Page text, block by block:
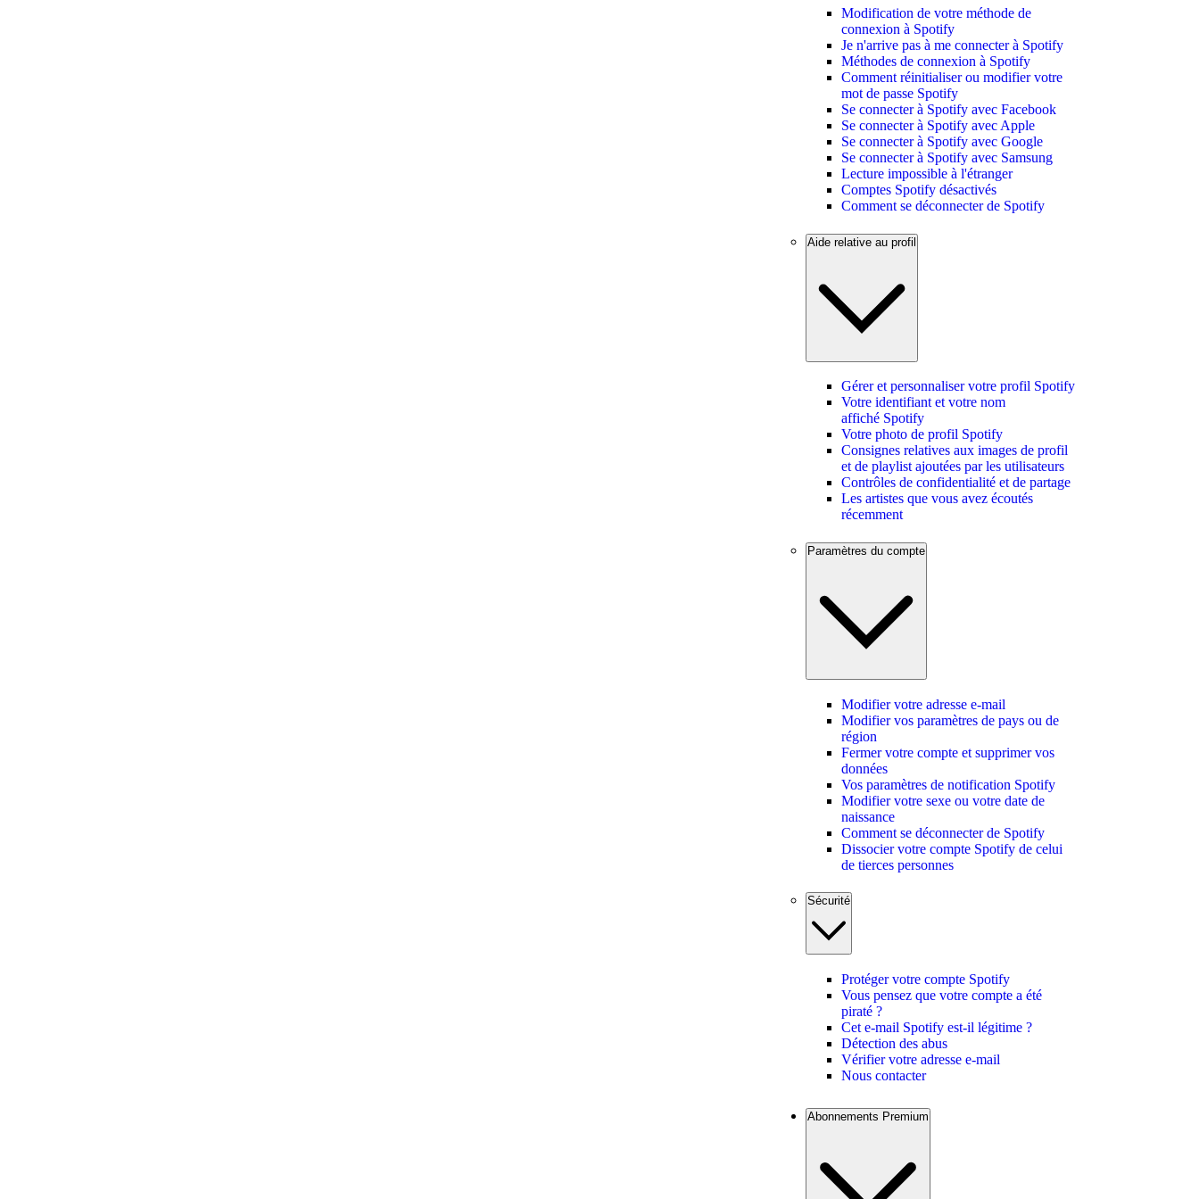
Modification de votre méthode de
connexion à Spotify
Je n'arrive pas à me connecter à Spotify
Méthodes de connexion à Spotify
Comment réinitialiser ou modifier votre
mot de passe Spotify
Se connecter à Spotify avec Facebook
Se connecter à Spotify avec Apple
Se connecter à Spotify avec Google
Se connecter à Spotify avec Samsung
Lecture impossible à l'étranger
Comptes Spotify désactivés
Comment se déconnecter de Spotify
Aide relative au profil
Gérer et personnaliser votre profil Spotify
Votre identifiant et votre nom
affiché Spotify
Votre photo de profil Spotify
Consignes relatives aux images de profil
et de playlist ajoutées par les utilisateurs
Contrôles de confidentialité et de partage
Les artistes que vous avez écoutés
récemment
Paramètres du compte
Modifier votre adresse e-mail
Modifier vos paramètres de pays ou de
région
Fermer votre compte et supprimer vos
données
Vos paramètres de notification Spotify
Modifier votre sexe ou votre date de
naissance
Comment se déconnecter de Spotify
Dissocier votre compte Spotify de celui
de tierces personnes
Sécurité
Protéger votre compte Spotify
Vous pensez que votre compte a été
piraté ?
Cet e-mail Spotify est-il légitime ?
Détection des abus
Vérifier votre adresse e-mail
Nous contacter
Abonnements Premium